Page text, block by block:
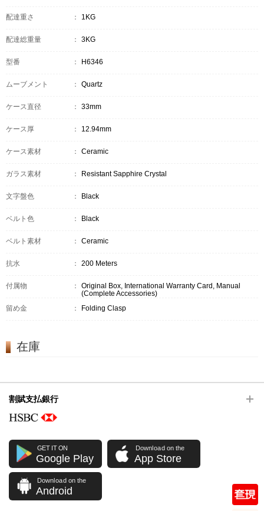
配達重さ ： 1KG
配達総重量 ： 3KG
型番 ： H6346
ムーブメント ： Quartz
ケース直径 ： 33mm
ケース厚 ： 12.94mm
ケース素材 ： Ceramic
ガラス素材 ： Resistant Sapphire Crystal
文字盤色 ： Black
ベルト色 ： Black
ベルト素材 ： Ceramic
抗水 ： 200 Meters
付属物 ：
Original Box, International Warranty Card, Manual
(Complete Accessories)
留め金
： Folding Clasp
在庫
割賦支払銀行
GET IT ON
Google Play
Download on the
App Store
Download on the
Android